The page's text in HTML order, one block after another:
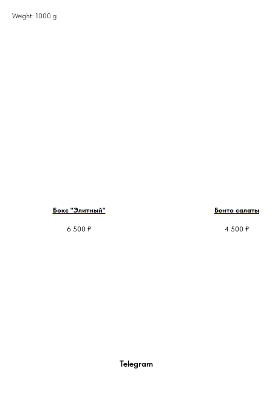
Weight: 1000 g
Бокс "Элитный"
6 500 ₽
Бенто салаты
4 500 ₽
Telegram